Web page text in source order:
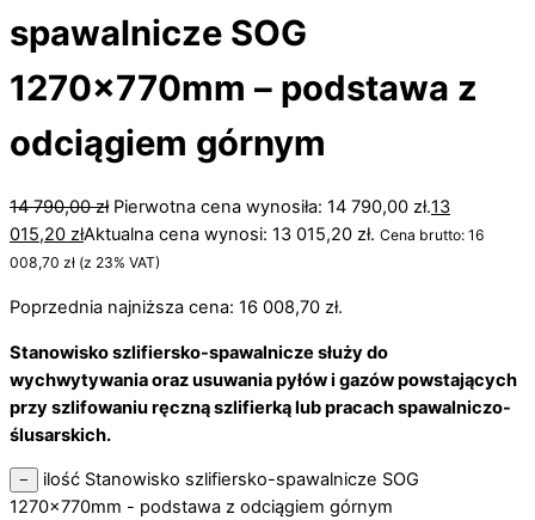
spawalnicze SOG
1270x770mm – podstawa z
odciągiem górnym
14 790,00zł Pierwotna cena wynosiła: 14 790,00 zł.13
015,20 złAktualna cena wynosi: 13 015,20 zł. Cena brutto: 16
008,70 zł (z 23% VAT)
Poprzednia najniższa cena: 16 008,70 zł.
Stanowisko szlifiersko-spawalnicze służy do
wychwytywania oraz usuwania pyłów i gazów powstających
przy szlifowaniu ręczną szlifierką lub pracach spawalniczo-
ślusarskich.
−
ilość Stanowisko szlifiersko-spawalnicze SOG
1270x770mm - podstawa z odciągiem górnym